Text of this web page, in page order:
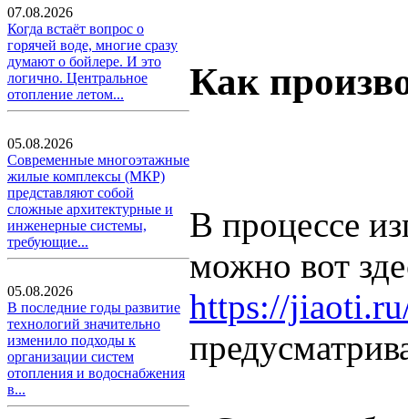
07.08.2026
Когда встаёт вопрос о
горячей воде, многие сразу
думают о бойлере. И это
логично. Центральное
отопление летом...
05.08.2026
Современные многоэтажные
жилые комплексы (МКР)
представляют собой
сложные архитектурные и
инженерные системы,
требующие...
05.08.2026
В последние годы развитие
технологий значительно
изменило подходы к
организации систем
отопления и водоснабжения
в...
Как
В процессе
можно вот
https://